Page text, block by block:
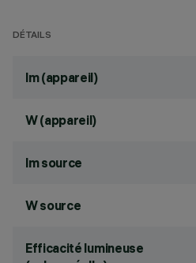
DÉTAILS
lm (appareil)
W (appareil)
lm source
W source
Efficacité lumineuse